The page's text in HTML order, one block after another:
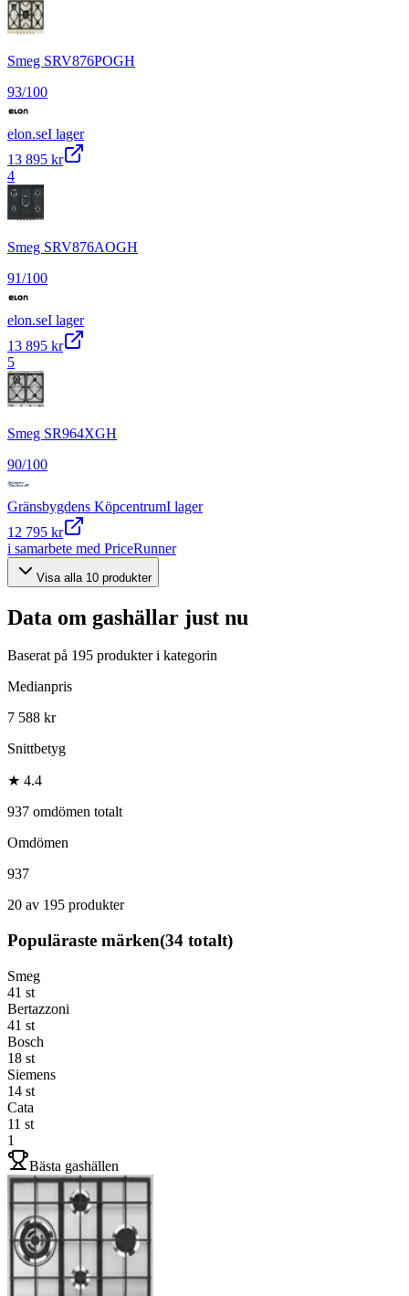
Smeg SRV876POGH
93/100
elon.seI lager
13 895 kr
4
Smeg SRV876AOGH
91/100
elon.seI lager
13 895 kr
5
Smeg SR964XGH
90/100
Gränsbygdens KöpcentrumI lager
12 795 kr
i samarbete med PriceRunner
Visa alla 10 produkter
Data om gashällar just nu
Baserat på 195 produkter i kategorin
Medianpris
7 588 kr
Snittbetyg
★ 4.4
937 omdömen totalt
Omdömen
937
20 av 195 produkter
Populäraste märken(34 totalt)
Smeg
41 st
Bertazzoni
41 st
Bosch
18 st
Siemens
14 st
Cata
11 st
1
Bästa gashällen